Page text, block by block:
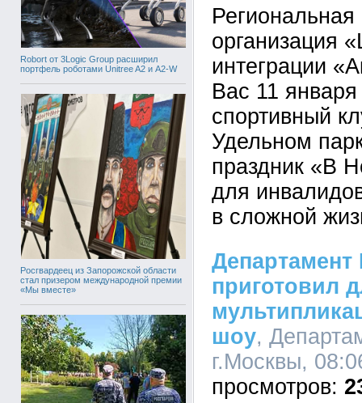
Robort от 3Logic Group расширил
портфель роботами Unitree A2 и A2-W
Росгвардеец из Запорожской области
стал призером международной премии
«Мы вместе»
организация
интеграции
Вас 11
спортивный
Удельном
праздник «В
для
в сложной
приготовил
шоу,
г.Москвы,